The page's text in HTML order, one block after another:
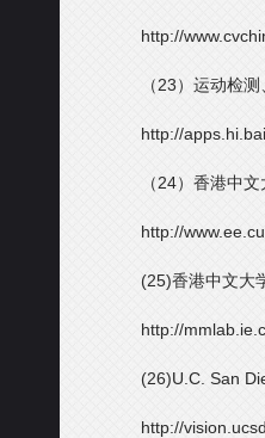
http://
（23）运动检
http://
（24）香港中
http://
(25)香港中文大
http://
(26)U.C. San
http://